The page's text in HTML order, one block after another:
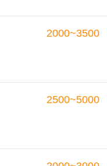
2000~3500
2500~5000